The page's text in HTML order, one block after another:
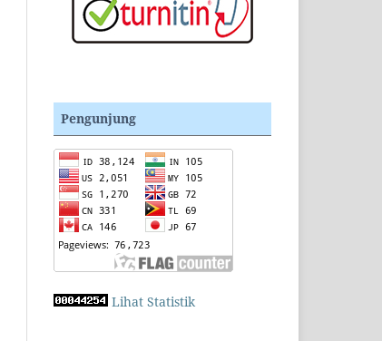
Pengunjung
Lihat Statistik